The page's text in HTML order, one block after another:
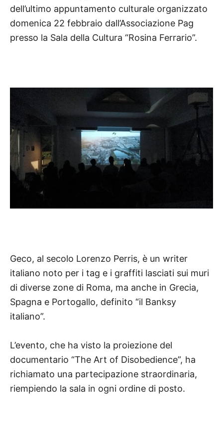
dell’ultimo appuntamento culturale organizzato
domenica 22 febbraio dall’Associazione Pag
presso la Sala della Cultura “Rosina Ferrario”.
Geco, al secolo Lorenzo Perris, è un writer
italiano noto per i tag e i graffiti lasciati sui muri
di diverse zone di Roma, ma anche in Grecia,
Spagna e Portogallo, definito “il Banksy
italiano”.
L’evento, che ha visto la proiezione del
documentario “The Art of Disobedience”, ha
richiamato una partecipazione straordinaria,
riempiendo la sala in ogni ordine di posto.